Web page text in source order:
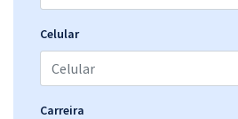
Celular
Carreira